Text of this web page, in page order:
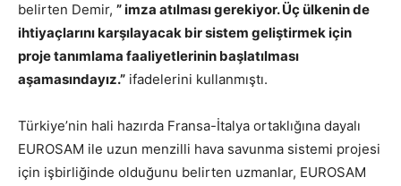
belirten Demir, ” imza atılması gerekiyor. Üç ülkenin de
ihtiyaçlarını karşılayacak bir sistem geliştirmek için
proje tanımlama faaliyetlerinin başlatılması
aşamasındayız.” ifadelerini kullanmıştı.
Türkiye’nin hali hazırda Fransa-İtalya ortaklığına dayalı
EUROSAM ile uzun menzilli hava savunma sistemi projesi
için işbirliğinde olduğunu belirten uzmanlar, EUROSAM